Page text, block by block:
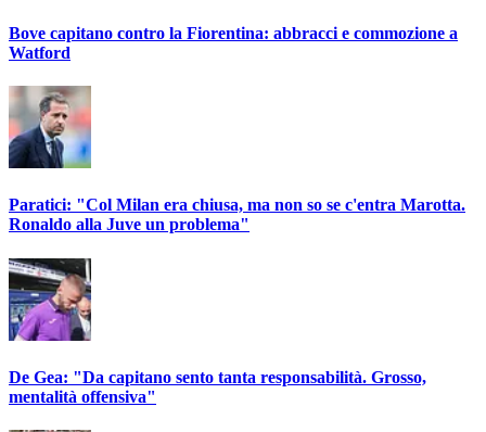
Bove capitano contro la Fiorentina: abbracci e commozione a
Watford
Paratici: "Col Milan era chiusa, ma non so se c'entra Marotta.
Ronaldo alla Juve un problema"
De Gea: "Da capitano sento tanta responsabilità. Grosso,
mentalità offensiva"